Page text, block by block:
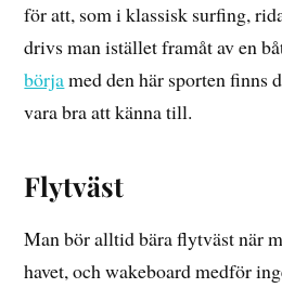
för att, som i klassisk surfing,
drivs man istället framåt av en
börjamed den här sporten finns
vara bra att känna till.
Flytväst
Man bör alltid bära flytväst när
havet, och wakeboard medför